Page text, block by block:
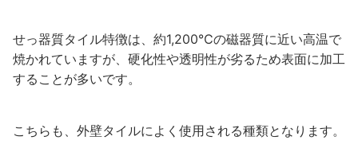
せっ器質タイル特徴は、約1,200℃の磁器質に近い高温で
焼かれていますが、硬化性や透明性が劣るため表面に加工
することが多いです。
こちらも、外壁タイルによく使用される種類となります。